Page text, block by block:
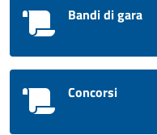
Bandi di gara
Concorsi